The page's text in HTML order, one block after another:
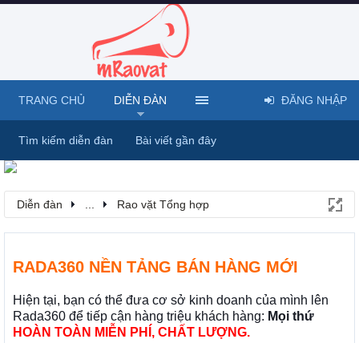
Diễn đàn Rao vặt Tổng hợp
RADA360 NỀN TẢNG BÁN HÀNG MỚI
Hiện tại, bạn có thể đưa cơ sở kinh doanh của mình lên
Rada360 để tiếp cận hàng triệu khách hàng: Mọi thứ
HOÀN TOÀN MIỄN PHÍ, CHẤT LƯỢNG.
TRANG CHỦ DIỄN ĐÀN
Tìm kiếm diễn đàn Bài viết gần đây
ĐĂNG NHẬP